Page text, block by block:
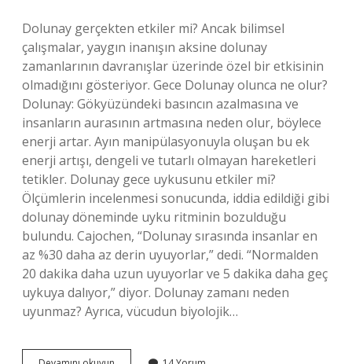
Dolunay gerçekten etkiler mi? Ancak bilimsel
çalışmalar, yaygın inanışın aksine dolunay
zamanlarının davranışlar üzerinde özel bir etkisinin
olmadığını gösteriyor. Gece Dolunay olunca ne olur?
Dolunay: Gökyüzündeki basıncın azalmasına ve
insanların aurasının artmasına neden olur, böylece
enerji artar. Ayın manipülasyonuyla oluşan bu ek
enerji artışı, dengeli ve tutarlı olmayan hareketleri
tetikler. Dolunay gece uykusunu etkiler mi?
Ölçümlerin incelenmesi sonucunda, iddia edildiği gibi
dolunay döneminde uyku ritminin bozulduğu
bulundu. Cajochen, “Dolunay sırasında insanlar en
az %30 daha az derin uyuyorlar,” dedi. “Normalden
20 dakika daha uzun uyuyorlar ve 5 dakika daha geç
uykuya dalıyor,” diyor. Dolunay zamanı neden
uyunmaz? Ayrıca, vücudun biyolojik…